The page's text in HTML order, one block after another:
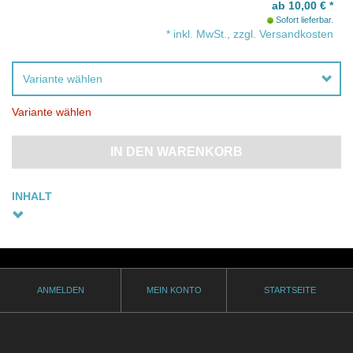
ab 10,00 € *
Sofort lieferbar.
* inkl. MwSt., zzgl. Versandkosten
Variante wählen
Variante wählen
IN DEN WARENKORB
INHALT
Sie wollen jemandem eine Freude machen, haben aber nicht das
Eine Überraschung die ankommt, denn in unserem Programm ist
ANMELDEN MEIN KONTO STARTSEITE